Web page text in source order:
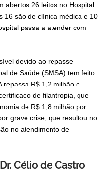
abertos 26 leitos no Hospital
16 são de clínica médica e 10
passa a atender com
devido ao repasse
de Saúde (SMSA) tem feito
repassa R$ 1,2 milhão e
de filantropia, que
de R$ 1,8 milhão por
grave crise, que resultou no
no atendimento de
Célio de Castro